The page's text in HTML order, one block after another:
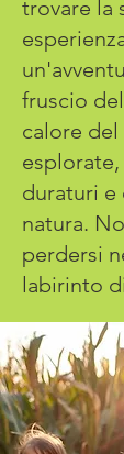
trovare la
fruscio
calore
duraturi e
natura.
perdersi
labirinto